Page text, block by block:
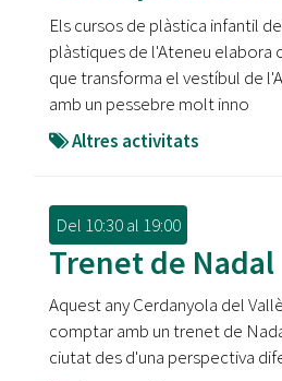
Els cursos de plàstica infantil
plàstiques de l'Ateneu elabora
que transforma el vestíbul de
amb un pessebre molt inno
Altres activitats
Del 10:30al 19:00
Trenet de Nadal
Aquest any Cerdanyola del
comptar amb un trenet de
ciutat des d'una perspectiva